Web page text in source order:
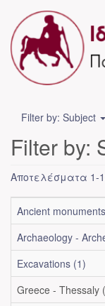
Filter by: Subject
Filter by:
Αποτελέσματα 1-
Ancient
Archaeology -
Excavations (1)
Greece - Thessaly